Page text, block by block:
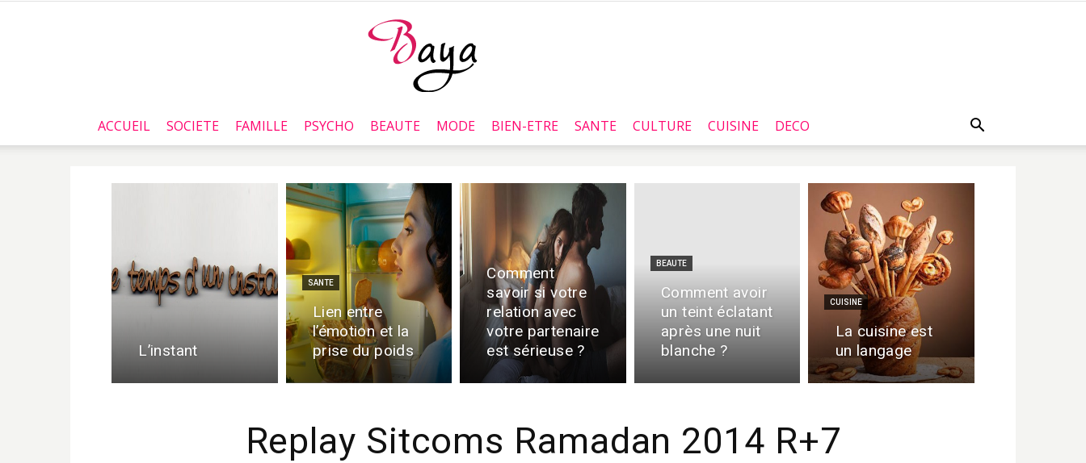
Baya.tn
ACCUEIL SOCIETE FAMILLE PSYCHO BEAUTE MODE BIEN-ETRE SANTE CULTURE CUISINE DECO
L’instant
SANTE
Lien entre
l’émotion et la
prise du poids
Comment
savoir si votre
relation avec
votre partenaire
est sérieuse ?
BEAUTE
Comment avoir
un teint éclatant
après une nuit
blanche ?
CUISINE
La cuisine est
un langage
Replay Sitcoms Ramadan 2014 R+7